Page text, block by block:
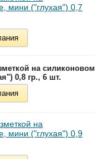
мини ("глухая") 0,7
на силиконовом
0,8 гр., 6 шт.
на
мини ("глухая") 0,9